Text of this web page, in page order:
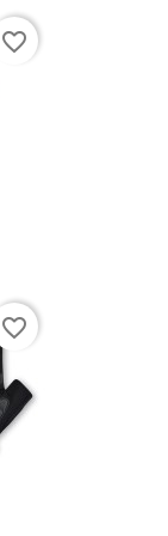
favorite_border
favorite_border